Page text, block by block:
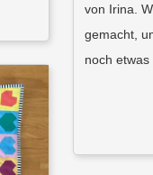
von Irina.
gemacht,
noch etwas